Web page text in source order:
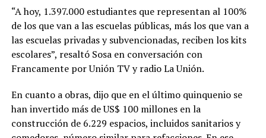
“A hoy, 1.397.000 estudiantes que representan al 100%
de los que van a las escuelas públicas, más los que van a
las escuelas privadas y subvencionadas, reciben los kits
escolares”, resaltó Sosa en conversación con
Francamente por Unión TV y radio La Unión.
En cuanto a obras, dijo que en el último quinquenio se
han invertido más de US$ 100 millones en la
construcción de 6.229 espacios, incluidos sanitarios y